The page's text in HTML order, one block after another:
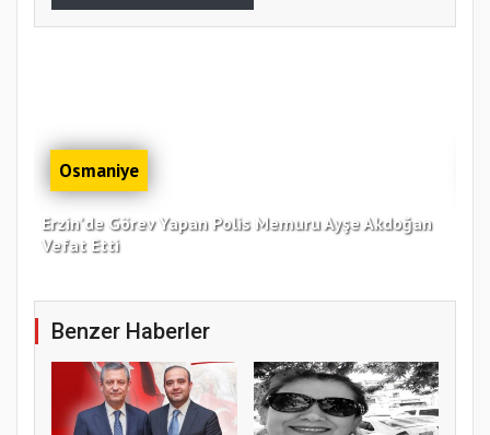
Osmaniye
Erzin'de Görev Yapan Polis Memuru Ayşe Akdoğan
Vefat Etti
Benzer Haberler